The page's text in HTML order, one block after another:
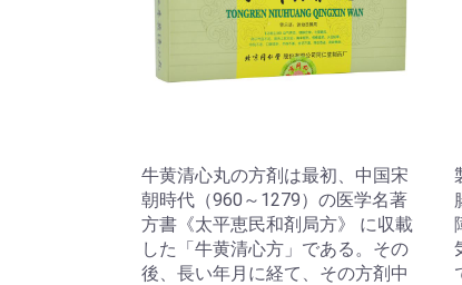
牛黄清心丸の方剤は最初、中国宋
朝時代（960～1279）の医学名著
方書《太平恵民和剤局方》 に収載
した「牛黄清心方」である。その
後、長い年月に経て、その方剤中